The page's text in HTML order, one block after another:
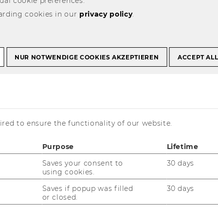
ist be­müht, ihre Web­site im Ein­klang
(
WZG) idgF zur Um­set­zung der
cookies in our privacy policy.
NUR NOTWENDIGE COOKIES AKZEPTIEREN ACCEPT
to ensure the functionality of our website.
Purpose Lifetime
Saves your consent to
using cookies.
30 days
Saves if popup was filled
or closed.
30 days